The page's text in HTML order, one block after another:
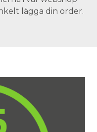
lägga din order.